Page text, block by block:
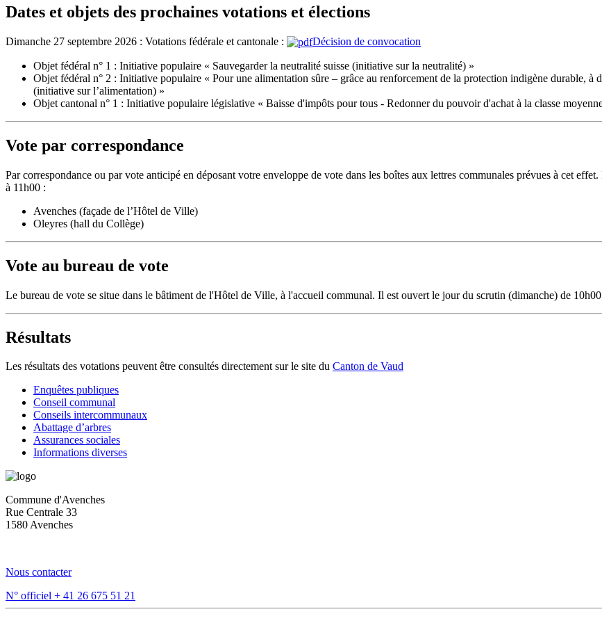
Dates et objets des prochaines votations et élections
Dimanche 27 septembre 2026 : Votations fédérale et cantonale : Décision de convocation
Objet fédéral n° 1 : Initiative populaire « Sauvegarder la neutralité suisse (initiative sur la neutralité) »
Objet fédéral n° 2 : Initiative populaire « Pour une alimentation sûre – grâce au renforcement de la protection indigène durable, à
(initiative sur l’alimentation) »
Objet cantonal n° 1 : Initiative populaire législative « Baisse d'impôts pour tous - Redonner du pouvoir d'achat à la classe
Vote par correspondance
Par correspondance ou par vote anticipé en déposant votre enveloppe de vote dans les boîtes aux lettres communales prévues à cet
à 11h00 :
Avenches (façade de l’Hôtel de Ville)
Oleyres (hall du Collège)
Vote au bureau de vote
Le bureau de vote se situe dans le bâtiment de l'Hôtel de Ville, à l'accueil communal. Il est ouvert le jour du scrutin (dimanche) de
Résultats
Les résultats des votations peuvent être consultés directement sur le site du Canton de Vaud
Enquêtes publiques
Conseil communal
Conseils intercommunaux
Abattage d’arbres
Assurances sociales
Informations diverses
Commune d'Avenches
Rue Centrale 33
1580 Avenches
Nous contacter
N° officiel + 41 26 675 51 21